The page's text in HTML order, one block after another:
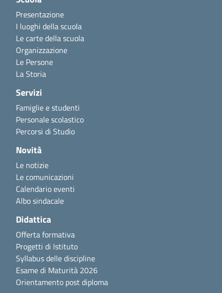
Presentazione
I luoghi della scuola
Le carte della scuola
Organizzazione
Le Persone
La Storia
Servizi
Famiglie e studenti
Personale scolastico
Percorsi di Studio
Novità
Le notizie
Le comunicazioni
Calendario eventi
Albo sindacale
Didattica
Offerta formativa
Progetti di Istituto
Syllabus delle discipline
Esame di Maturità 2026
Orientamento post diploma